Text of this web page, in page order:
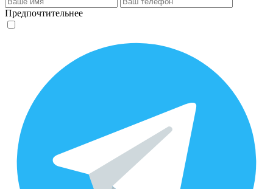
Предпочтительнее